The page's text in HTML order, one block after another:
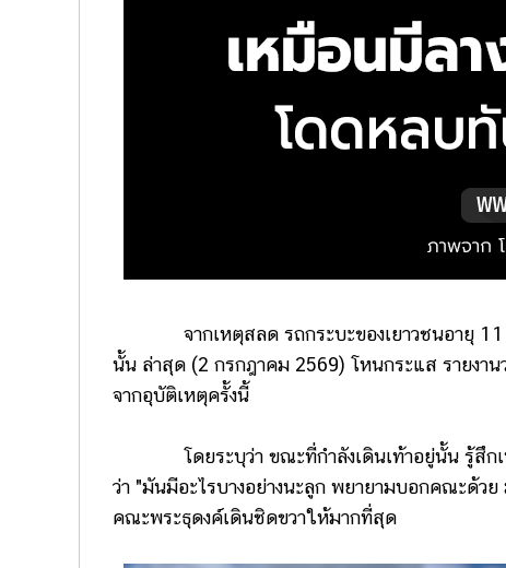
จากเหตุสลด รถกระบะของเยาวชนอายุ 11
นั้น ล่าสุด (2 กรกฎาคม 2569) โหนกระแส รายงา
จากอุบัติเหตุครั้งนี้
โดยระบุว่า ขณะที่กำลังเดินเท้าอยู่นั้น รู้สึกเห
ว่า "มันมีอะไรบางอย่างนะลูก พยายามบอกคณะด้ว
คณะพระธุดงค์เดินชิดขวาให้มากที่สุด